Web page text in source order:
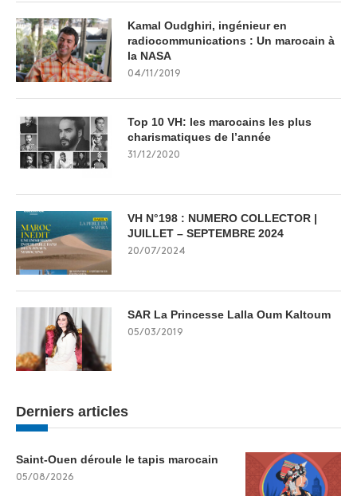
Kamal Oudghiri, ingénieur en
radiocommunications : Un marocain à
la NASA
04/11/2019
Top 10 VH: les marocains les plus
charismatiques de l’année
31/12/2020
VH N°198 : NUMERO COLLECTOR |
JUILLET – SEPTEMBRE 2024
20/07/2024
SAR La Princesse Lalla Oum Kaltoum
05/03/2019
Derniers articles
Saint-Ouen déroule le tapis marocain
05/08/2026